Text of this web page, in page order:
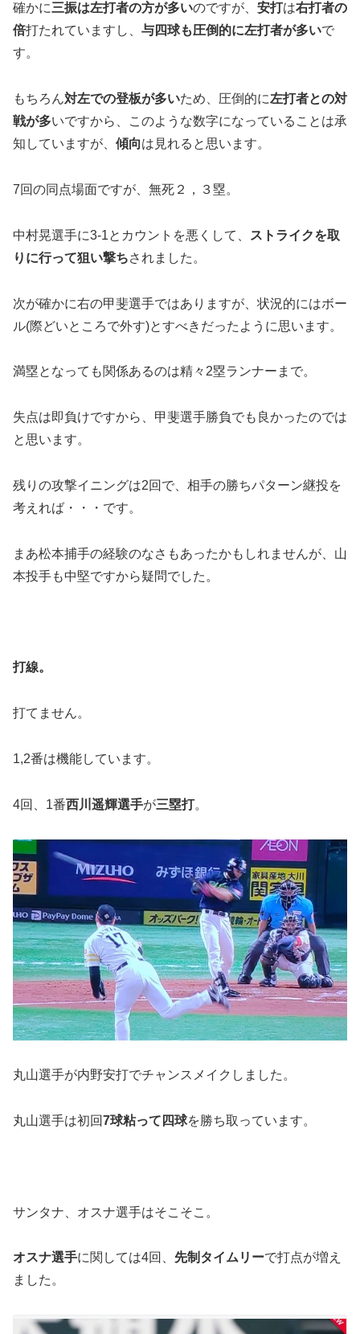
確かに三振は左打者の方が多いのですが、 安打は右打者の
倍打たれていますし、 与四球も圧倒的に左打者が多いで
す。
もちろん対左での登板が多いため、圧倒的に左打者との対
戦が多いですから、このような数字になっていることは承
知していますが、 傾向は見れると思います。
7回の同点場面ですが、無死２，３塁。
中村晃選手に3-1とカウントを悪くして、
ストライクを取
りに行って狙い撃ちされました。
次が確かに右の甲斐選手ではありますが、状況的にはボー
ル(際どいところで外す)とすべきだったように思います。
満塁となっても関係あるのは精々2塁ランナーまで。
失点は即負けですから、甲斐選手勝負でも良かったのでは
と思います。
残りの攻撃イニングは2回で、相手の勝ちパターン継投を
考えれば・・・です。
まあ松本捕手の経験のなさもあったかもしれませんが、山
本投手も中堅ですから疑問でした。
打線。
打てません。
1,2番は機能しています。
4回、1番西川遥輝選手が三塁打。
丸山選手が内野安打でチャンスメイクしました。
丸山選手は初回7球粘って四球を勝ち取っています。
サンタナ、オスナ選手はそこそこ。
オスナ選手に関しては4回、 先制タイムリーで打点が増え
ました。